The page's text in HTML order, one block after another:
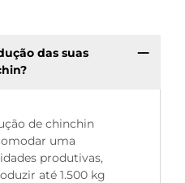
das suas
de chinchin
uma
produtivas,
até 1.500 kg